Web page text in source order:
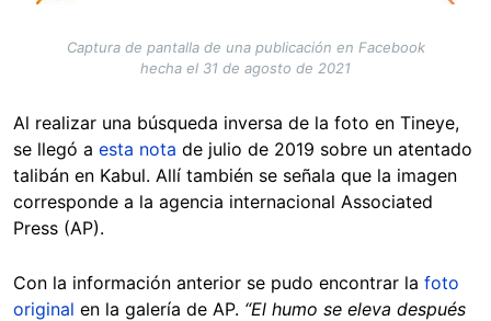
Captura de pantalla de una publicación en Facebook
hecha el 31 de agosto de 2021
Al realizar una búsqueda inversa de la foto en Tineye,
se llegó a esta nota de julio de 2019 sobre un atentado
talibán en Kabul. Allí también se señala que la imagen
corresponde a la agencia internacional Associated
Press (AP).
Con la información anterior se pudo encontrar la foto
original en la galería de AP. “El humo se eleva después